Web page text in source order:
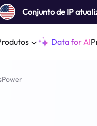
Conjunto de IP
Data for AI